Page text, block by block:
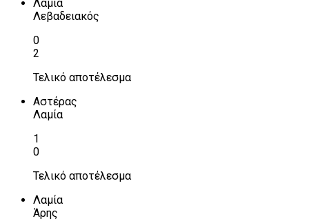
Λαμία
Λεβαδειακός
0
2
Τελικό αποτέλεσμα
Αστέρας
Λαμία
1
0
Τελικό αποτέλεσμα
Λαμία
Άρης